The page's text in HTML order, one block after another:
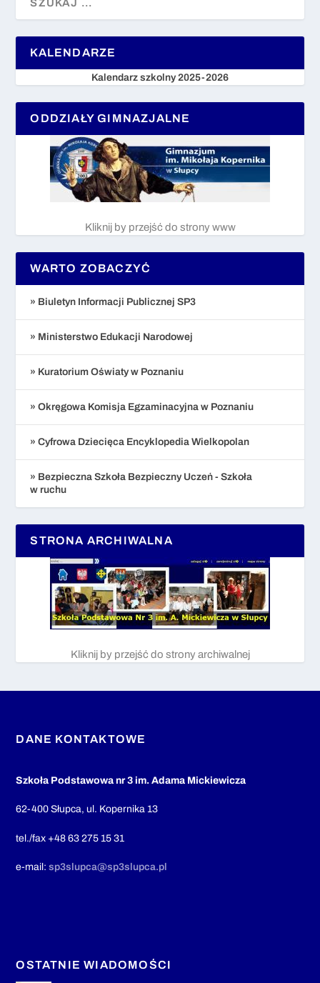
KALENDARZE
Kalendarz szkolny 2025-2026
ODDZIAŁY GIMNAZJALNE
Kliknij by przejść do strony www
WARTO ZOBACZYĆ
» Biuletyn Informacji Publicznej SP3
» Ministerstwo Edukacji Narodowej
» Kuratorium Oświaty w Poznaniu
» Okręgowa Komisja Egzaminacyjna w Poznaniu
» Cyfrowa Dziecięca Encyklopedia Wielkopolan
» Bezpieczna Szkoła Bezpieczny Uczeń - Szkoła
w ruchu
STRONA ARCHIWALNA
Kliknij by przejść do strony archiwalnej
DANE KONTAKTOWE
Szkoła Podstawowa nr 3 im. Adama Mickiewicza
62-400 Słupca, ul. Kopernika 13
tel./fax +48 63 275 15 31
e-mail:sp3slupca@sp3slupca.pl
OSTATNIE WIADOMOŚCI